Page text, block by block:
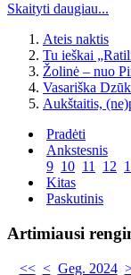
Skaityti daugiau...
Ateis naktis
Tu ieškai
Žolinė – nuo
Vasariška
Aukštaitis,
Pradėti
Ankstesnis
9 10 11 12
Kitas
Paskutinis
Artimiausi
<< < Geg. 2024